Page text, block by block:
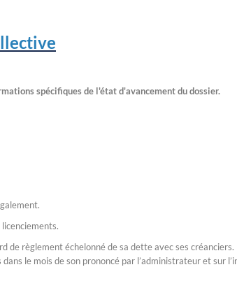
spécifiques de l'état d'avancement du dossier.
licenciements.
de règlement échelonné de sa dette avec ses créanciers.
le mois de son prononcé par l’administrateur et sur